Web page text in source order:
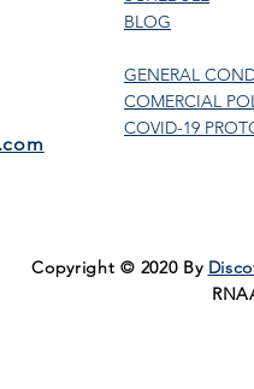
BLOG
GENERAL
COMERCIAL
COVID-19
Copyright © 2020 By